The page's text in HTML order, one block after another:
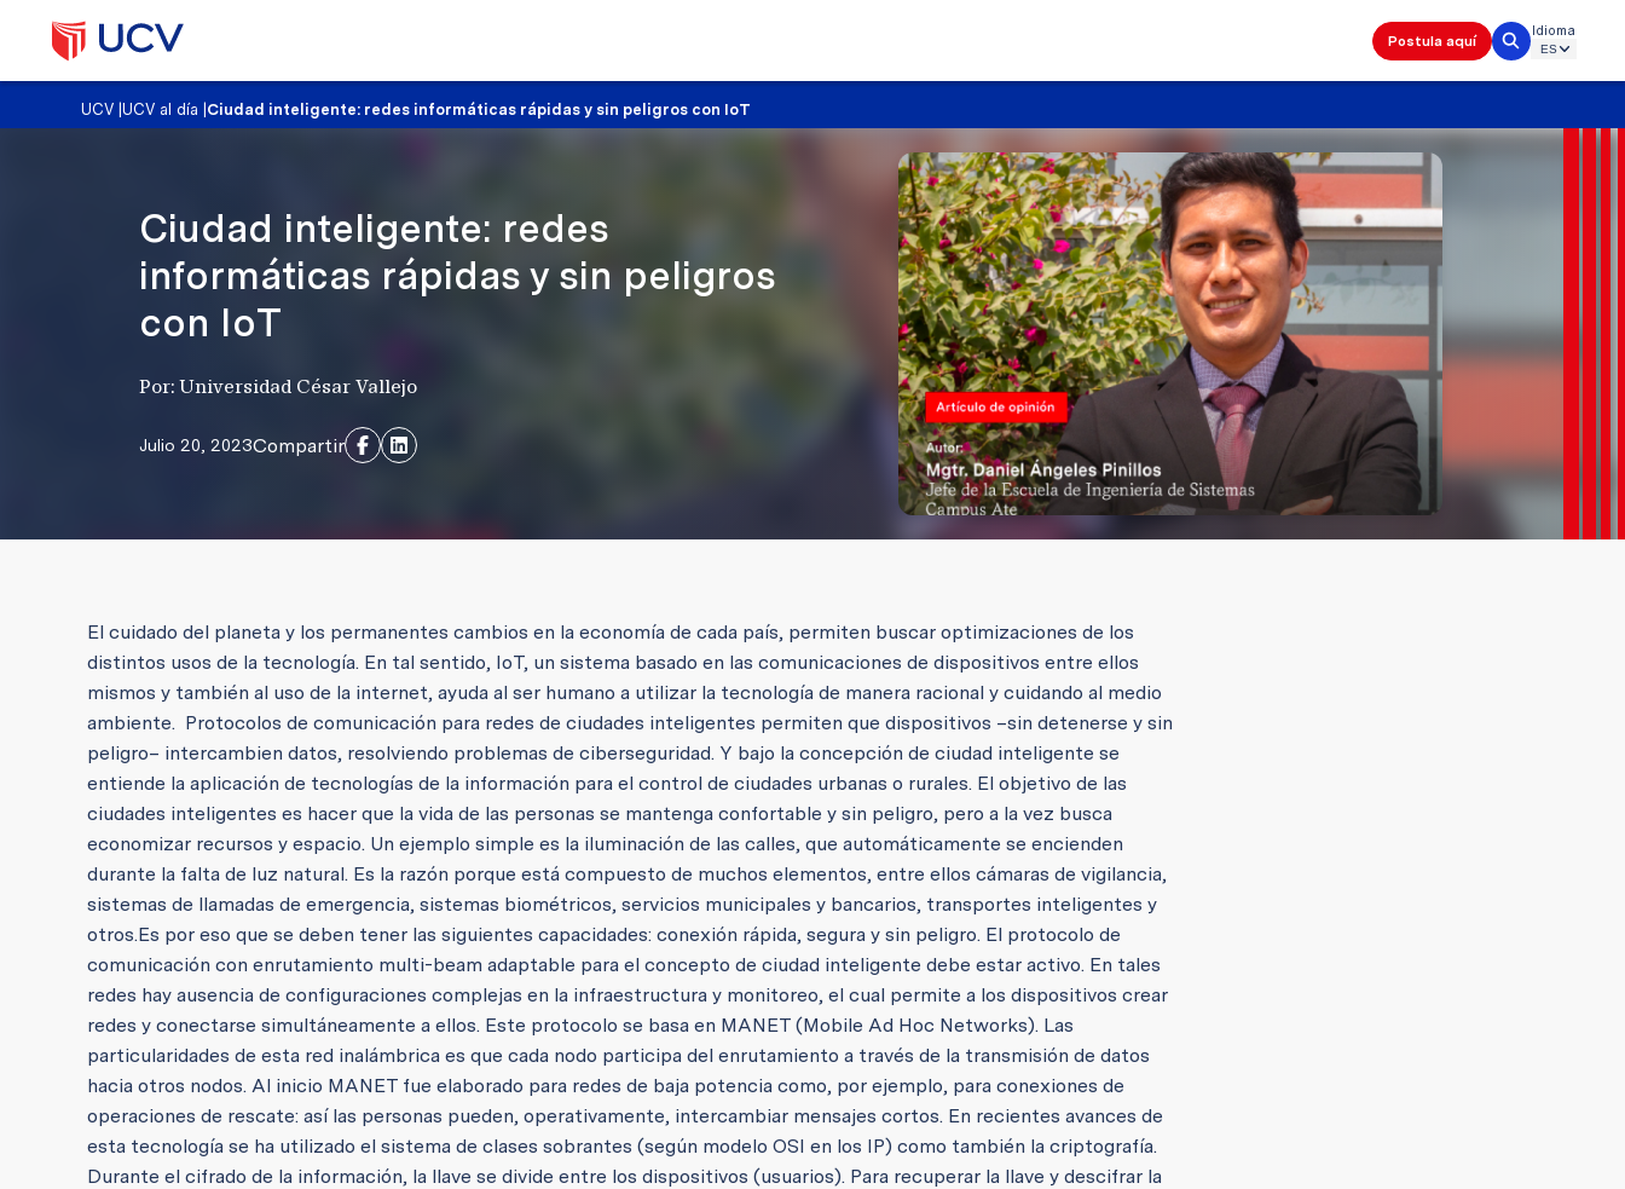
Postula aquí
Idioma
UCV |UCV al día Ciudad inteligente: redes informáticas rápidas y sin peligros con IoT
Ciudad inteligente: redes
informáticas rápidas y sin peligros
con IoT
Por: Universidad César Vallejo
Julio 20, 2023Compartir
El cuidado del planeta y los permanentes cambios en la economía de cada país, permiten buscar optimizaciones de los
distintos usos de la tecnología. En tal sentido, IoT, un sistema basado en las comunicaciones de dispositivos entre ellos
mismos y también al uso de la internet, ayuda al ser humano a utilizar la tecnología de manera racional y cuidando al medio
ambiente. Protocolos de comunicación para redes de ciudades inteligentes permiten que dispositivos –sin detenerse y sin
peligro– intercambien datos, resolviendo problemas de ciberseguridad. Y bajo la concepción de ciudad inteligente se
entiende la aplicación de tecnologías de la información para el control de ciudades urbanas o rurales. El objetivo de las
ciudades inteligentes es hacer que la vida de las personas se mantenga confortable y sin peligro, pero a la vez busca
economizar recursos y espacio. Un ejemplo simple es la iluminación de las calles, que automáticamente se encienden
durante la falta de luz natural. Es la razón porque está compuesto de muchos elementos, entre ellos cámaras de vigilancia,
sistemas de llamadas de emergencia, sistemas biométricos, servicios municipales y bancarios, transportes inteligentes y
otros.Es por eso que se deben tener las siguientes capacidades: conexión rápida, segura y sin peligro. El protocolo de
comunicación con enrutamiento multi-beam adaptable para el concepto de ciudad inteligente debe estar activo. En tales
redes hay ausencia de configuraciones complejas en la infraestructura y monitoreo, el cual permite a los dispositivos crear
redes y conectarse simultáneamente a ellos. Este protocolo se basa en MANET (Mobile Ad Hoc Networks). Las
particularidades de esta red inalámbrica es que cada nodo participa del enrutamiento a través de la transmisión de datos
hacia otros nodos. Al inicio MANET fue elaborado para redes de baja potencia como, por ejemplo, para conexiones de
operaciones de rescate: así las personas pueden, operativamente, intercambiar mensajes cortos. En recientes avances de
esta tecnología se ha utilizado el sistema de clases sobrantes (según modelo OSI en los IP) como también la criptografía.
Durante el cifrado de la información, la llave se divide entre los dispositivos (usuarios). Para recuperar la llave y descifrar la